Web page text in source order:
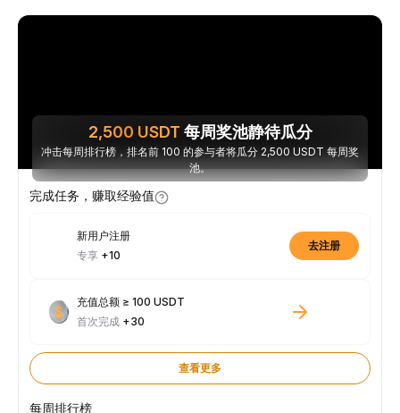
2,500 USDT 每周奖池静待瓜分
冲击每周排行榜，排名前 100 的参与者将瓜分 2,500 USDT 每周奖
池。
完成任务，赚取经验值
新用户注册
专享 +10
去注册
充值总额 ≥ 100 USDT
首次完成 +30
查看更多
每周排行榜